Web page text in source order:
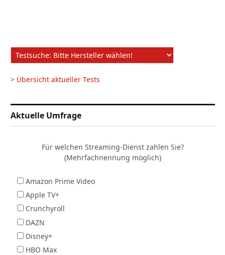
> Übersicht aktueller Tests
Aktuelle Umfrage
Für welchen Streaming-Dienst zahlen Sie?
(Mehrfachnennung möglich)
Amazon Prime Video
Apple TV+
Crunchyroll
DAZN
Disney+
HBO Max